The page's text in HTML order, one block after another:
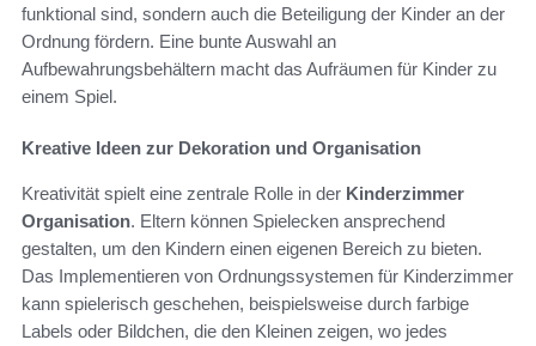
funktional sind, sondern auch die Beteiligung der Kinder an der
Ordnung fördern. Eine bunte Auswahl an
Aufbewahrungsbehältern macht das Aufräumen für Kinder zu
einem Spiel.
Kreative Ideen zur Dekoration und Organisation
Kreativität spielt eine zentrale Rolle in der Kinderzimmer
Organisation. Eltern können Spielecken ansprechend
gestalten, um den Kindern einen eigenen Bereich zu bieten.
Das Implementieren von Ordnungssystemen für Kinderzimmer
kann spielerisch geschehen, beispielsweise durch farbige
Labels oder Bildchen, die den Kleinen zeigen, wo jedes